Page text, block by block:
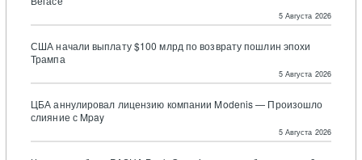
5 Августа 2026
США начали выплату $100 млрд по возврату пошлин эпохи
Трампа
5 Августа 2026
ЦБА аннулировал лицензию компании Modenis — Произошло
слияние с Mpay
5 Августа 2026